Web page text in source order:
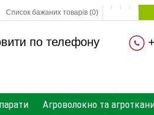
Список бажаних товарів (0)
по телефону
Агроволокно та